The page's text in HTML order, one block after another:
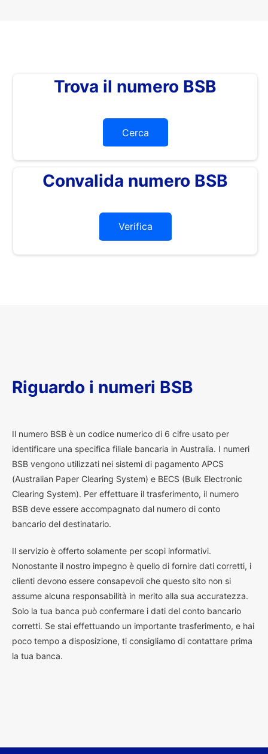
Trova il numero BSB
Cerca
Convalida numero BSB
Verifica
Riguardo i numeri BSB
Il numero BSB è un codice numerico di 6 cifre usato per
identificare una specifica filiale bancaria in Australia. I numeri
BSB vengono utilizzati nei sistemi di pagamento APCS
(Australian Paper Clearing System) e BECS (Bulk Electronic
Clearing System). Per effettuare il trasferimento, il numero
BSB deve essere accompagnato dal numero di conto
bancario del destinatario.
Il servizio è offerto solamente per scopi informativi.
Nonostante il nostro impegno è quello di fornire dati corretti, i
clienti devono essere consapevoli che questo sito non si
assume alcuna responsabilità in merito alla sua accuratezza.
Solo la tua banca può confermare i dati del conto bancario
corretti. Se stai effettuando un importante trasferimento, e hai
poco tempo a disposizione, ti consigliamo di contattare prima
la tua banca.